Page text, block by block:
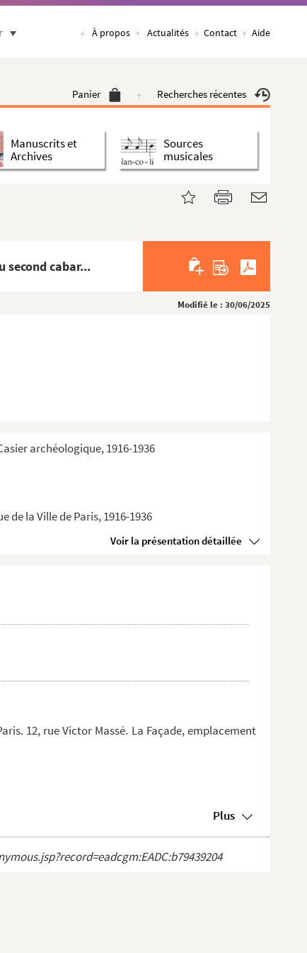
À propos Actualités Contact Aide
Panier Recherches récentes
Manuscrits et
Archives
Sources
musicales
second cabar...
Modifié le : 30/06/2025
archéologique, 1916-1936
la Ville de Paris, 1916-1936
Voir la présentation détaillée
12, rue Victor Massé. La Façade, emplacement
Plus